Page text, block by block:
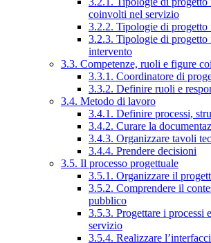
coinvolti nel servizio
3.2.2. Tipologie di progetto
3.2.3. Tipologie di progetto
intervento
3.3. Competenze, ruoli e figure
3.3.1. Coordinatore di
3.3.2. Definire ruoli e
3.4. Metodo di lavoro
3.4.1. Definire processi,
3.4.2. Curare la
3.4.3. Organizzare tavoli
3.4.4. Prendere decisioni
3.5. Il processo progettuale
3.5.1. Organizzare il
3.5.2. Comprendere il
pubblico
3.5.3. Progettare i processi
servizio
3.5.4. Realizzare